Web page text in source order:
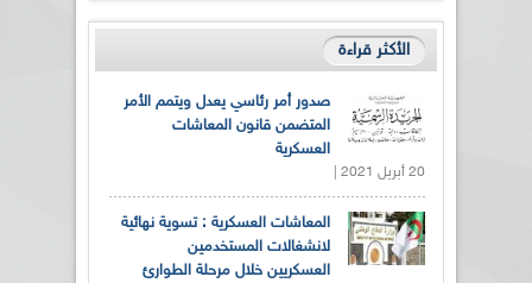
الأكثر قراءة
صدور أمر رئاسي يعدل ويتمم الأمر
المتضمن قانون المعاشات
العسكرية
20 أبريل 2021 |
المعاشات العسكرية : تسوية نهائية
لانشغالات المستخدمين
العسكريين خلال مرحلة الطوارئ